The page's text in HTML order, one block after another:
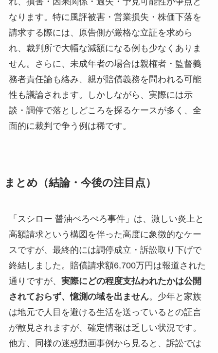
なります。特に風評被害・営業損失・株価下落を
請求する際には、原告側が厳格な立証を求めら
れ、裁判所で大幅な減額になる例も少なくありま
せん。さらに、未成年者の場合は親権者・監督義
務者責任論も絡み、親が賠償義務を問われる可能
性も議論されます。しかしながら、実際には示
談・調停で落としどころを探るケースが多く、全
面的に裁判で争う例は稀です。
まとめ（結論・今後の注目点）
「スシロー 醤油ぺろぺろ事件」は、激しい炎上と
高額請求という構図を伴った高度に象徴的なケー
スですが、最終的には調停成立・訴訟取り下げで
終結しました。賠償請求額6,700万円は報道された
通りですが、 実際にどの程度支払われたかは公開
されておらず、憶測の域を出ません。少年と家族
は地元で人目を避ける生活を送っているとの証言
が散見されますが、確定情報は乏しい状況です。
他方、同様の迷惑動画事例から見ると、訴訟では